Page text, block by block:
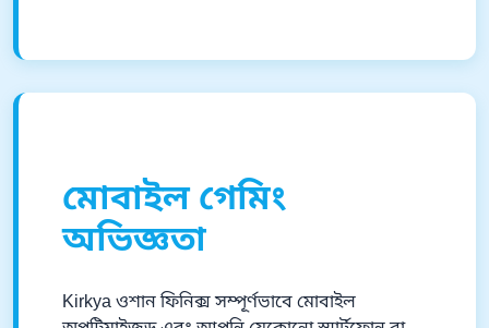
মোবাইল গেমিং
অভিজ্ঞতা
Kirkya ওশান ফিনিক্স সম্পূর্ণভাবে মোবাইল